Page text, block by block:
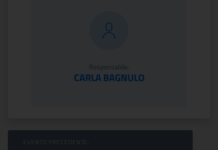
Responsabile:
CARLA BAGNULO
Sfoglia Eventi
EVENTO PRECEDENTE: